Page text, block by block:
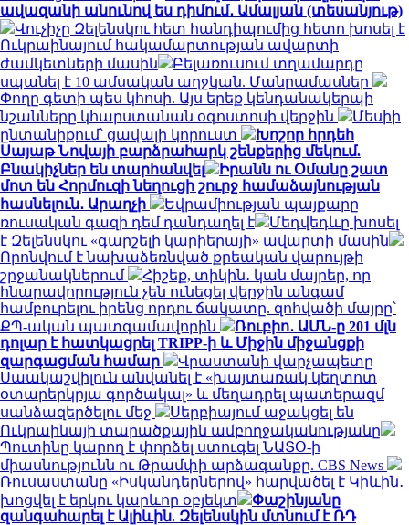
ավազանի անունով ես դիմում․ Ամալյան (տեսանյութ)
Վուչիչը Զելենսկու հետ հանդիպումից հետո խոսել է
Ուկրաինայում հակամարտության ավարտի
ժամկետների մասին
Բելառուսում տղամարդը
սպանել է 10 ամսական աղջկան. Մանրամասներ
Փողը գետի պես կհոսի. Այս երեք կենդանակերպի
նշանները կհարստանան օգոստոսի վերջին
Մեսիի
ընտանիքում՝ ցավալի կորուստ
Խոշոր հրդեհ
Սայաթ Նովայի բարձրահարկ շենքերից մեկում.
Բնակիչներ են տարհանվել
Իրանն ու Օմանը շատ
մոտ են Հորմուզի նեղուցի շուրջ համաձայնության
հասնելուն․ Արաղչի
Եվրամիության պայքարը
ռուսական գազի դեմ դանդաղել է
Մեդվեդևը խոսել
է Զելենսկու «գարշելի կարիերայի» ավարտի մասին
Որոնվում է նախաձեռնված քրեական վարույթի
շրջանակներում
Հիշեք, տիկին․ կան մայրեր, որ
հնարավորություն չեն ունեցել վերջին անգամ
համբուրելու իրենց որդու ճակատը. զոհվածի մայրը՝
ՔՊ-ական պատգամավորին
Ռուբիո․ ԱՄՆ-ը 201 մլն
դոլար է հատկացրել TRIPP-ի և Միջին միջանցքի
զարգացման համար
Վրաստանի վարչապետը
Սաակաշվիլուն անվանել է «խայտառակ կեղտոտ
օտարերկրյա գործակալ» և մեղադրել պատերազմ
սանձազերծելու մեջ
Սերբիայում աջակցել են
Ուկրաինայի տարածքային ամբողջականությանը
Պուտինը կարող է փորձել ստուգել ՆԱՏՕ-ի
միասնությունն ու Թրամփի արձագանքը. CBS News
Ռուսաստանը «Իսկանդերներով» հարվածել է Կիևին․
խոցվել է երկու կարևոր օբյեկտ
Փաշինյանը
զանգահարել է Ալիևին. Զելենսկին մտնում է ՌԴ